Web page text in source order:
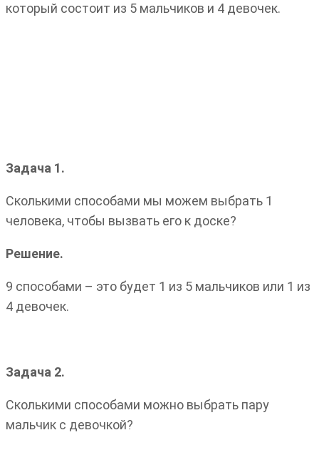
который состоит из 5 мальчиков и 4 девочек.
Задача 1.
Сколькими способами мы можем выбрать 1
человека, чтобы вызвать его к доске?
Решение.
9 способами – это будет 1 из 5 мальчиков или 1 из
4 девочек.
Задача 2.
Сколькими способами можно выбрать пару
мальчик с девочкой?